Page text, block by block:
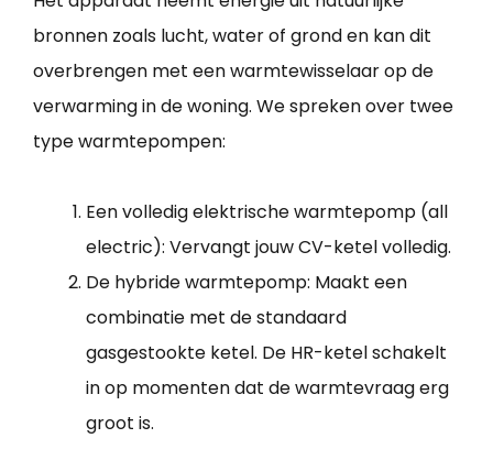
bronnen zoals lucht, water of grond en kan dit
overbrengen met een warmtewisselaar op de
verwarming in de woning. We spreken over twee
type warmtepompen:
Een volledig elektrische warmtepomp (all
electric): Vervangt jouw CV-ketel volledig.
De hybride warmtepomp: Maakt een
combinatie met de standaard
gasgestookte ketel. De HR-ketel schakelt
in op momenten dat de warmtevraag erg
groot is.